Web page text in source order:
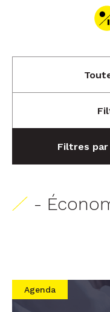
Filtres par
-
Agenda